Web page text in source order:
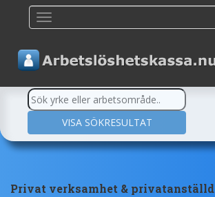
Privat verksamhet & privatanställd